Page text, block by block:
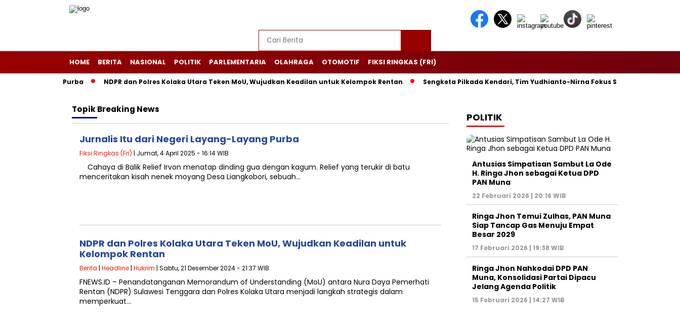
HOME BERITA NASIONAL POLITIK PARLEMENTARIA OLAHRAGA OTOMOTIF FIKSI RINGKAS (FRI)
NDPR dan Polres Kolaka Utara Teken MoU, Wujudkan Keadilan untuk Kelompok Rentan Sengketa Pilkada Kendari, Tim Yudhianto-Nirna Fokus Siapkan Bukti di MK
TopikBreaking News
Jurnalis Itu dari Negeri Layang-Layang Purba
Fiksi Ringkas (Fri) | Jumat, 4 April 2025 - 16:14 WIB
Cahaya di Balik Relief Irvon menatap dinding gua dengan kagum. Relief yang terukir di batu
menceritakan kisah nenek moyang Desa Liangkobori, sebuah…
NDPR dan Polres Kolaka Utara Teken MoU, Wujudkan Keadilan untuk
Kelompok Rentan
Berita | Headline | Hukrim | Sabtu, 21 Desember 2024 - 21:37 WIB
FNEWS.ID – Penandatanganan Memorandum of Understanding (MoU) antara Nura Daya Pemerhati
Rentan (NDPR) Sulawesi Tenggara dan Polres Kolaka Utara menjadi langkah strategis dalam
memperkuat…
POLITIK
Antusias Simpatisan Sambut La Ode
H. Ringa Jhon sebagai Ketua DPD
PAN Muna
22 Februari 2026 | 20:16 WIB
Ringa Jhon Temui Zulhas, PAN Muna
Siap Tancap Gas Menuju Empat
Besar 2029
17 Februari 2026 | 19:38 WIB
Ringa Jhon Nahkodai DPD PAN
Muna, Konsolidasi Partai Dipacu
Jelang Agenda Politik
15 Februari 2026 | 14:27 WIB